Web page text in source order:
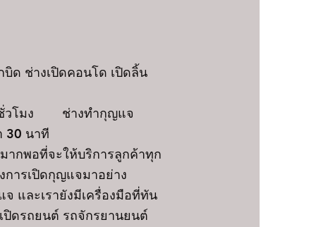
ด ช่างเปิดคอนโด เปิดลิ้น
วโมง ช่างทำกุญแจ
30 นาที
กพอที่จะให้บริการลูกค้าทุก
การเปิดกุญแจมาอย่าง
และเรายังมีเครื่องมือที่ทัน
ดรถยนต์ รถจักรยานยนต์